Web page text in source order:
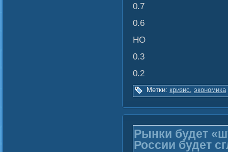
0.7
0.6
НО
0.3
0.2
Метки: кризис, экономика
Рынки будет
России будет